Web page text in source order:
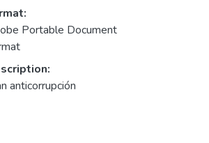
Portable Document
anticorrupción